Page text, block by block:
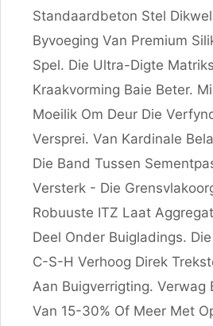
Standaardbeton Stel
Byvoeging Van Premium
Spel. Die Ultra-Digte
Kraakvorming Baie Beter.
Moeilik Om Deur Die
Versprei. Van Kardinale
Die Band Tussen
Versterk - Die
Robuuste ITZ Laat
Deel Onder Buigladings.
C-S-H Verhoog Direk
Aan Buigverrigting. Verwag
Van 15-30% Of Meer Met